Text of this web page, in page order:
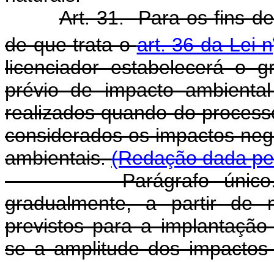
Art. 31. Para os fins
de que trata oart. 36 da Lei n
licenciador estabelecerá o
prévio de impacto
realizados quando do
considerados os impactos
ambientais.(Redação dada
Parágrafo único. Os
gradualmente, a partir de
previstos para a
se a amplitude dos